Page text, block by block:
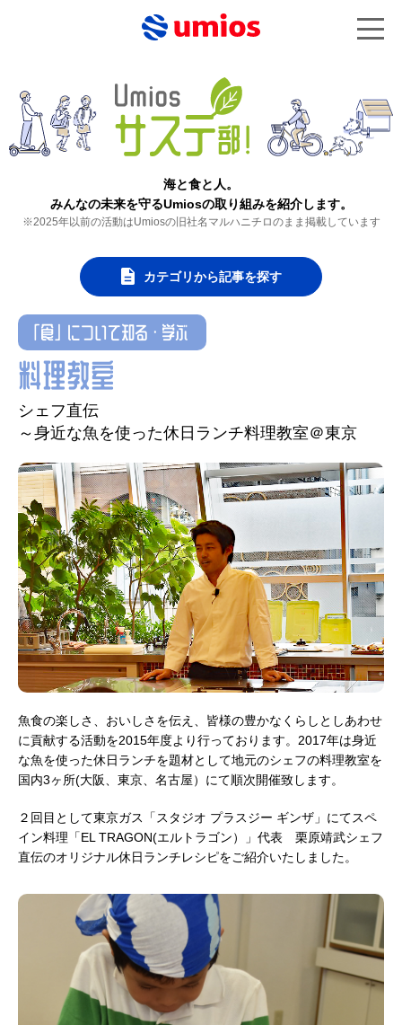
海と食と人。
みんなの未来を守るUmiosの取り組みを紹介します。
※2025年以前の活動はUmiosの旧社名マルハニチロのまま掲載しています
カテゴリから記事を探す
「食」について知る・学ぶ
料理教室
シェフ直伝
～身近な魚を使った休日ランチ料理教室＠東京
魚食の楽しさ、おいしさを伝え、皆様の豊かなくらしとしあわせ
に貢献する活動を2015年度より行っております。2017年は身近
な魚を使った休日ランチを題材として地元のシェフの料理教室を
国内3ヶ所(大阪、東京、名古屋）にて順次開催致します。
２回目として東京ガス「スタジオ プラスジー ギンザ」にてスペ
イン料理「EL TRAGON(エルトラゴン）」代表 栗原靖武シェフ
直伝のオリジナル休日ランチレシピをご紹介いたしました。